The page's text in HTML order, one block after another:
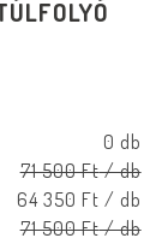
0 db
71 500 Ft/ db
64 350 Ft / db
71 500 Ft/ db